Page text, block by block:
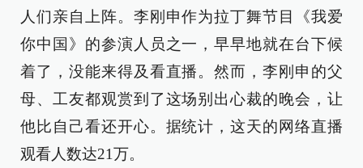
人们亲自上阵。李刚申作为拉丁舞节目《我爱
你中国》的参演人员之一，早早地就在台下候
着了，没能来得及看直播。然而，李刚申的父
母、工友都观赏到了这场别出心裁的晚会，让
他比自己看还开心。据统计，这天的网络直播
观看人数达21万。